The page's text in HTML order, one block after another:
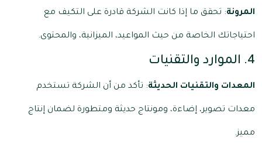
المرونة: تحقق ما إذا كانت الشركة قادرة على التكيف مع
احتياجاتك الخاصة من حيث المواعيد، الميزانية، والمحتوى.
4. الموارد والتقنيات
المعدات والتقنيات الحديثة: تأكد من أن الشركة تستخدم
معدات تصوير، إضاءة، ومونتاج حديثة ومتطورة لضمان إنتاج
مميز.